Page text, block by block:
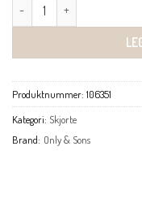
Produktnummer: 106351
Kategori: Skjorte
Brand: Only & Sons